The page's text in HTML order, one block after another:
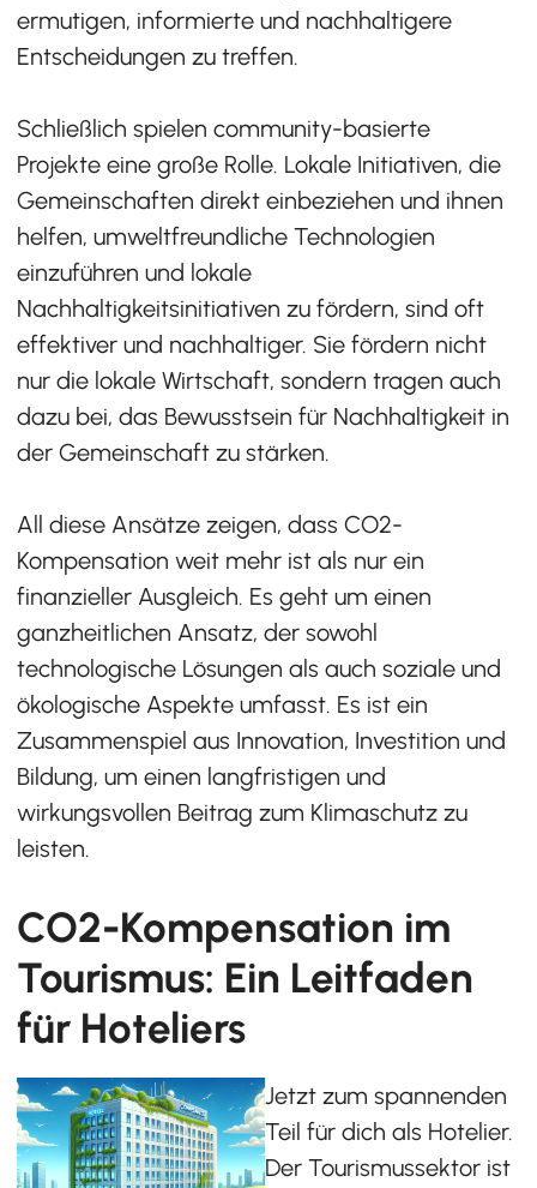
ermutigen, informierte und nachhaltigere
Entscheidungen zu treffen.
Schließlich spielen community-basierte
Projekte eine große Rolle. Lokale Initiativen, die
Gemeinschaften direkt einbeziehen und ihnen
helfen, umweltfreundliche Technologien
einzuführen und lokale
Nachhaltigkeitsinitiativen zu fördern, sind oft
effektiver und nachhaltiger. Sie fördern nicht
nur die lokale Wirtschaft, sondern tragen auch
dazu bei, das Bewusstsein für Nachhaltigkeit in
der Gemeinschaft zu stärken.
All diese Ansätze zeigen, dass CO2-
Kompensation weit mehr ist als nur ein
finanzieller Ausgleich. Es geht um einen
ganzheitlichen Ansatz, der sowohl
technologische Lösungen als auch soziale und
ökologische Aspekte umfasst. Es ist ein
Zusammenspiel aus Innovation, Investition und
Bildung, um einen langfristigen und
wirkungsvollen Beitrag zum Klimaschutz zu
leisten.
CO2-Kompensation im
Tourismus: Ein Leitfaden
für Hoteliers
Jetzt zum spannenden
Teil für dich als Hotelier.
Der Tourismussektor ist